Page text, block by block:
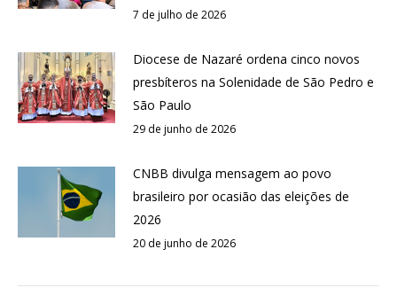
7 de julho de 2026
Diocese de Nazaré ordena cinco novos
presbíteros na Solenidade de São Pedro e
São Paulo
29 de junho de 2026
CNBB divulga mensagem ao povo
brasileiro por ocasião das eleições de
2026
20 de junho de 2026